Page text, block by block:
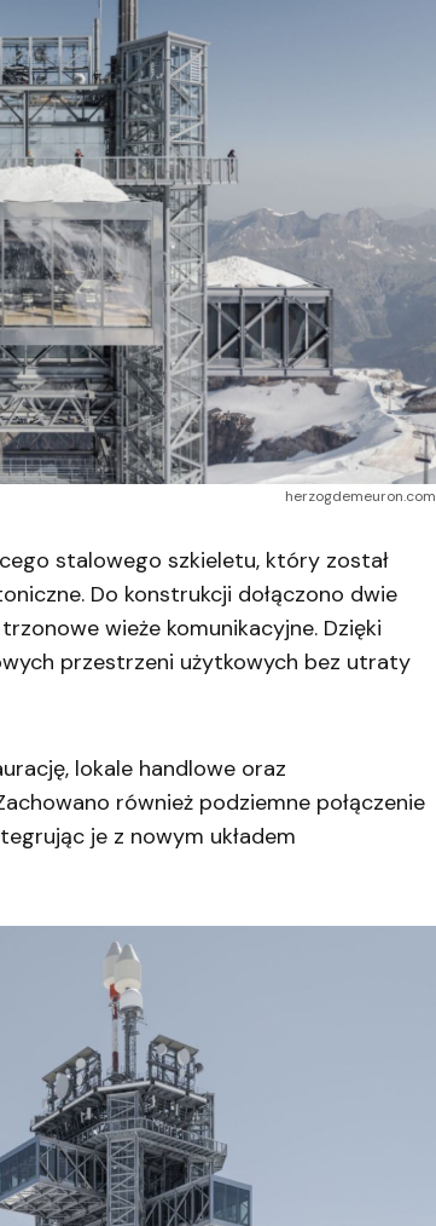
herzogdemeuron.com
stalowego szkieletu, który został
Do konstrukcji dołączono dwie
wieże komunikacyjne. Dzięki
przestrzeni użytkowych bez utraty
lokale handlowe oraz
również podziemne połączenie
je z nowym układem